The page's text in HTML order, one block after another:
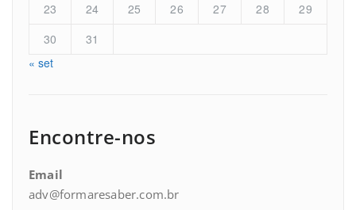
23
24 25 26 27 28
29
30
31
« set
Encontre-nos
Email
adv@formaresaber.com.br